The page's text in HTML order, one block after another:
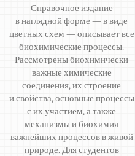
Справочное издание
в наглядной форме — в виде
цветных схем — описывает все
биохимические процессы.
Рассмотрены биохимически
важные химические
соединения, их строение
и свойства, основные процессы
с их участием, а также
механизмы и биохимия
важнейших процессов в живой
природе. Для студентов